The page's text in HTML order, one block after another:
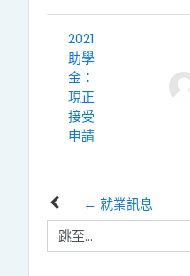
2021
助學
金：
現正
接受
申請
← 就業訊息
跳至...